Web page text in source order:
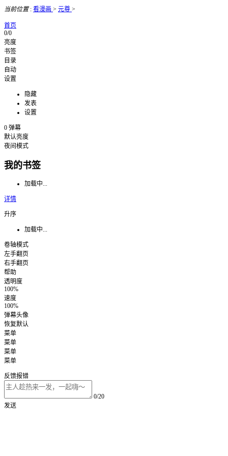
当前位置: 看漫画 > 元尊 >
首页
0/0
亮度
书签
目录
自动
设置
隐藏
发表
设置
0 弹幕
默认亮度
夜间模式
我的书签
加载中...
详情
升序
加载中...
卷轴模式
左手翻页
右手翻页
帮助
透明度
100%
速度
100%
弹幕头像
恢复默认
菜单
菜单
菜单
菜单
反馈报错
0/20
发送